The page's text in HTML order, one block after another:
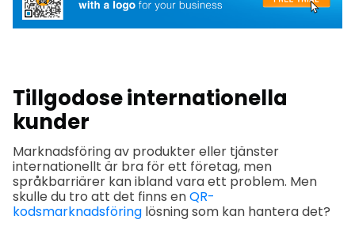
Tillgodose internationella
kunder
Marknadsföring av produkter eller tjänster
internationellt är bra för ett företag, men
språkbarriärer kan ibland vara ett problem. Men
skulle du tro att det finns enQR-
kodsmarknadsföring lösning som kan hantera det?